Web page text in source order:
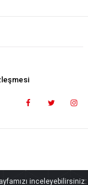
inceleyebilirsiniz: